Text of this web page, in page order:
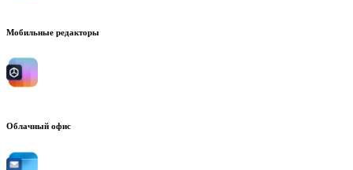
Мобильные редакторы
Облачный офис